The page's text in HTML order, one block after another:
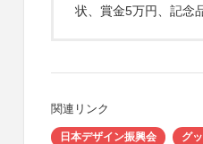
状、賞金5万円、記念
関連リンク
日本デザイン振興会 グ